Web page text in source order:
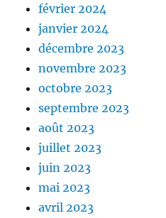
février 2024
janvier 2024
décembre 2023
novembre 2023
octobre 2023
septembre 2023
août 2023
juillet 2023
juin 2023
mai 2023
avril 2023